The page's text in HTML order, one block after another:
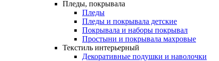
Пледы, покрывала
Пледы
Пледы и покрывала детские
Покрывала и наборы покрывал
Простыни и покрывала махровые
Текстиль интерьерный
Декоративные подушки и наволочки